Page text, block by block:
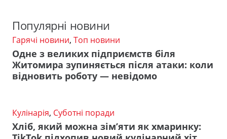
Популярні новини
Гарячі новини, Топ новини
Одне з великих підприємств біля
Житомира зупиняється після атаки: коли
відновить роботу — невідомо
Кулінарія, Суботні поради
Хліб, який можна зім’яти як хмаринку: